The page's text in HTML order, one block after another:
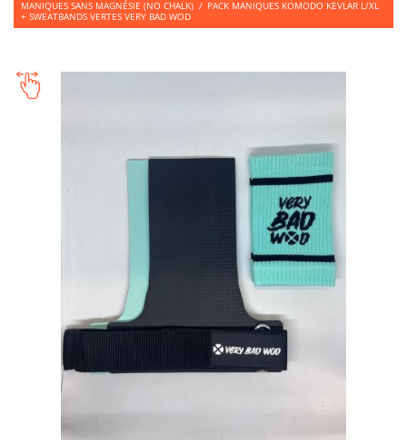
MANIQUES SANS MAGNÉSIE (NO CHALK) / PACK MANIQUES KOMODO KEVLAR L/XL
+ SWEATBANDS VERTES VERY BAD WOD